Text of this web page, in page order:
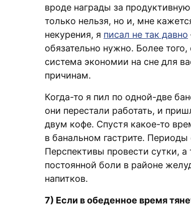
вроде награды за
только нельзя, но и, мне
некурения, я писал не так давно
обязательно нужно. Более
система экономии на сне для
причинам.
Когда-то я пил по одной-две
они перестали работать, и
двум кофе. Спустя какое-то
в банальном гастрите.
Перспективы провести сутки,
постоянной боли в районе
напитков.
7) Если в обеденное время